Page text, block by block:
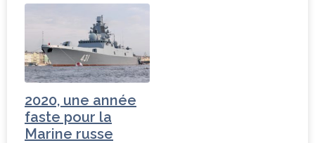
2020, une année
faste pour la
Marine russe